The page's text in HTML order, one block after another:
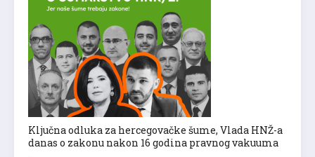
Ključna odluka za hercegovačke šume, Vlada HNŽ-a
danas o zakonu nakon 16 godina pravnog vakuuma